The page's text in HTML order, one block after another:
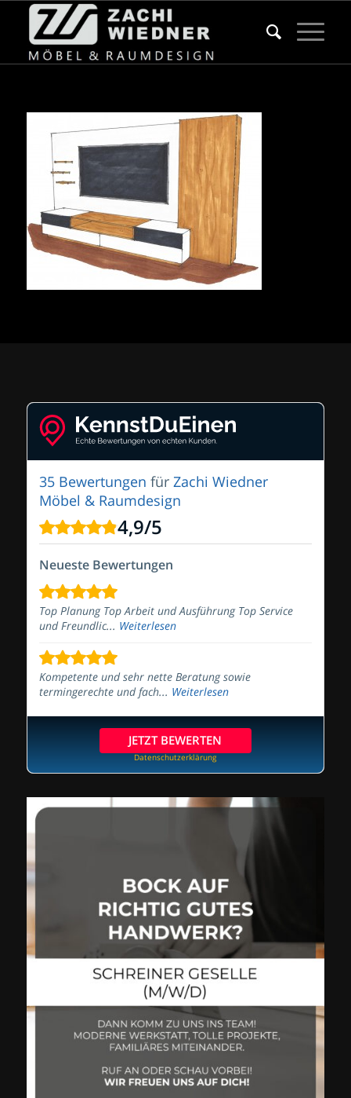
35 Bewertungen für Zachi Wiedner
Möbel & Raumdesign
4,9/5
Neueste Bewertungen
Top Planung Top Arbeit und Ausführung Top Service
und Freundlic... Weiterlesen
Kompetente und sehr nette Beratung sowie
termingerechte und fach... Weiterlesen
JETZT BEWERTEN
Datenschutzerklärung